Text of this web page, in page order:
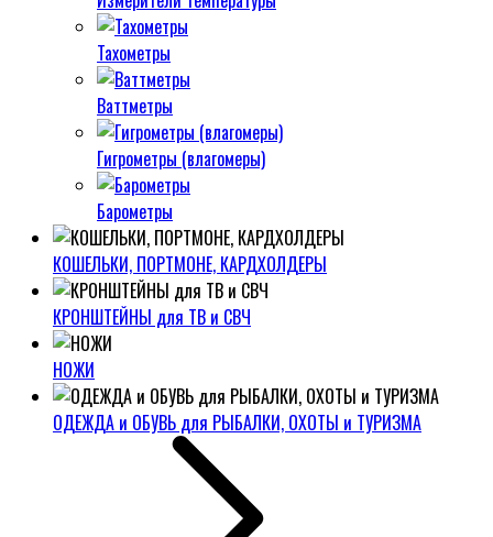
Тахометры
Ваттметры
Гигрометры (влагомеры)
Барометры
КОШЕЛЬКИ, ПОРТМОНЕ, КАРДХОЛДЕРЫ
КРОНШТЕЙНЫ для ТВ и СВЧ
НОЖИ
ОДЕЖДА и ОБУВЬ для РЫБАЛКИ, ОХОТЫ и ТУРИЗМА